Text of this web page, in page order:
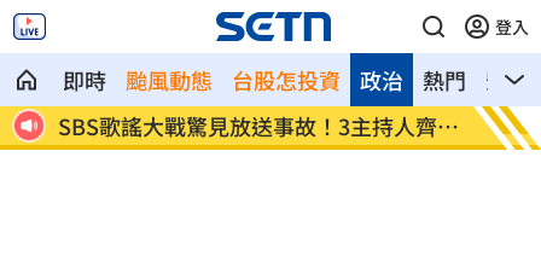
登入
即時 颱風動態 台股怎投資 熱門 影音
政治
卡 清大校長續任秒出國選校長！高為元道歉
了
影片